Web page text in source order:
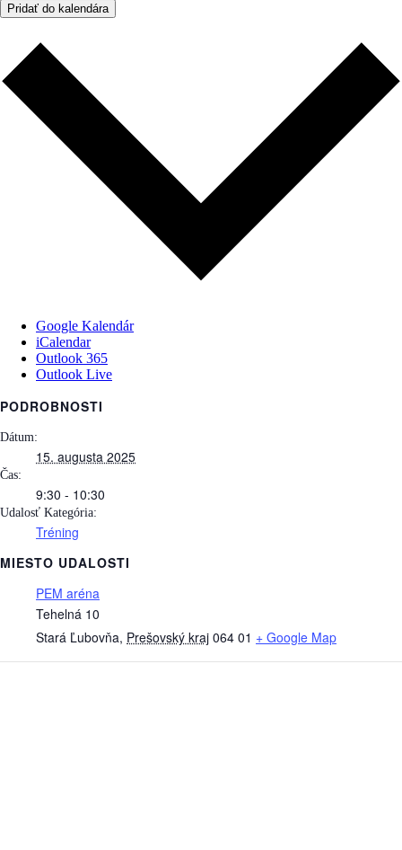
Pridať do kalendára
Google Kalendár
iCalendar
Outlook 365
Outlook Live
PODROBNOSTI
Dátum:
15. augusta 2025
Čas:
9:30 - 10:30
Udalosť Kategória:
Tréning
MIESTO UDALOSTI
PEM aréna
Tehelná 10
Stará Ľubovňa, Prešovský kraj 064 01 + Google Map